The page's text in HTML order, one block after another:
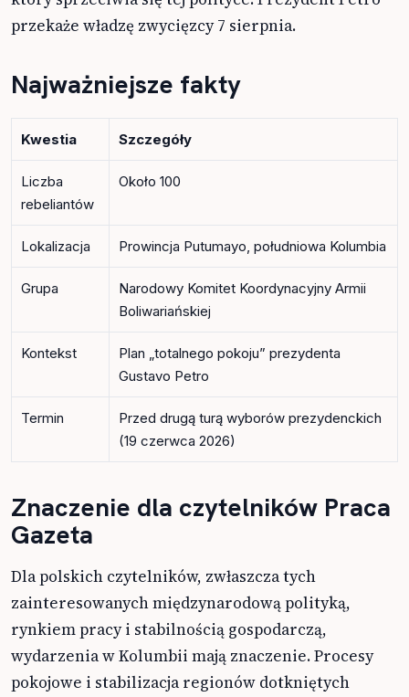
przekaże władzę zwycięzcy 7 sierpnia.
Najważniejsze fakty
Kwestia Szczegóły
Liczba
rebeliantów
Około 100
Lokalizacja Prowincja Putumayo, południowa Kolumbia
Grupa
Narodowy Komitet Koordynacyjny Armii
Boliwariańskiej
Kontekst
Plan „totalnego pokoju” prezydenta
Gustavo Petro
Termin
Przed drugą turą wyborów prezydenckich
(19 czerwca 2026)
Znaczenie dla czytelników Praca
Gazeta
Dla polskich czytelników, zwłaszcza tych
zainteresowanych międzynarodową polityką,
rynkiem pracy i stabilnością gospodarczą,
wydarzenia w Kolumbii mają znaczenie. Procesy
pokojowe i stabilizacja regionów dotkniętych